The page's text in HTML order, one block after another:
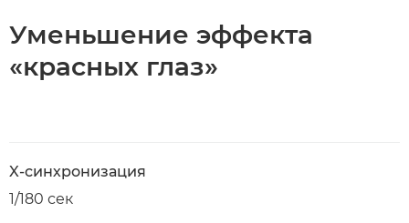
Уменьшение эффекта
«красных глаз»
X-синхронизация
1/180 сек